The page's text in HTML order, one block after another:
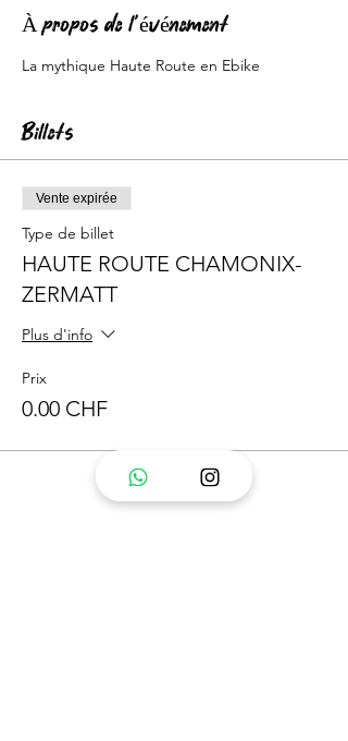
À propos de l'événement
La mythique Haute Route en Ebike
Billets
Vente expirée
Type de billet
HAUTE ROUTE CHAMONIX-
ZERMATT
Plus d'info
Prix
0.00 CHF